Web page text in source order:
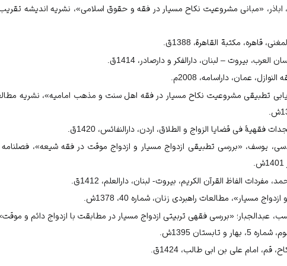
2008م، ص10
و الطلاق، 1420ق، ص167.
تطبیقی ازدواج مسیار و ازدواج موقت در فقه شیعه»، 1401ش، ص91.
الزواج و الطلاق، 1420ق، ص179
و الطلاق، 1420ق، ص176.
و الطلاق، 1420ق، ص194..
تطبیقی ازدواج مسیار و ازدواج موقت در فقه شیعه»، 1401ش، ص92.
1378ش، ص 52.
1378ش، ص 54.
قاهره، مکتبة القاهرة، 1388ق.
بیروت – لبنان، دارالفکر و دارصادر، 1414ق.
عمان، داراسامه، 2008م.
تطبیقی مشروعیت نکاح مسیار در فقه اهل سنت و مذهب امامیه»، نشریه
فقهیۀ فی قضایا الزواج و الطلاق، اردن، دارالنفائس، 1420ق.
مقدسی، یوسف، «بررسی تطبیقی ازدواج مسیار و ازدواج موقت در فقه شیعه»،
الفاظ القرآن الکریم، بیروت- لبنان، دارالعلم، 1412ق.
مسیار»، مطالعات راهبردی زنان، شماره 40، 1378ش.
عبدالجبار؛ «بررسی فقهی تربیتی ازدواج مسیار در مطابقت با ازدواج دائم و
تابستان 1395ش.
قم، امام علی بن ابی طالب، 1424ق.